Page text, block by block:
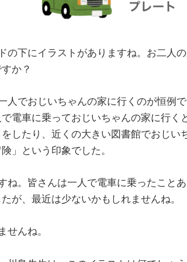
の下にイラストがありますね。お二人
か？
人でおじいちゃんの家に行くのが恒例
電車に乗っておじいちゃんの家に行く
したり、近くの大きい図書館でおじい
」という印象でした。
ね。皆さんは一人で電車に乗ったこと
が、最近は少ないかもしれませんね。
せんね。